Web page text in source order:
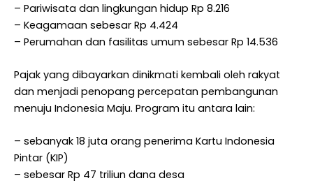
– Pariwisata dan lingkungan hidup Rp 8.216
– Keagamaan sebesar Rp 4.424
– Perumahan dan fasilitas umum sebesar Rp 14.536
Pajak yang dibayarkan dinikmati kembali oleh rakyat
dan menjadi penopang percepatan pembangunan
menuju Indonesia Maju. Program itu antara lain:
– sebanyak 18 juta orang penerima Kartu Indonesia
Pintar (KIP)
– sebesar Rp 47 triliun dana desa